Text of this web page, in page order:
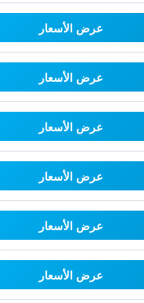
عرض الأسعار
عرض الأسعار
عرض الأسعار
عرض الأسعار
عرض الأسعار
عرض الأسعار